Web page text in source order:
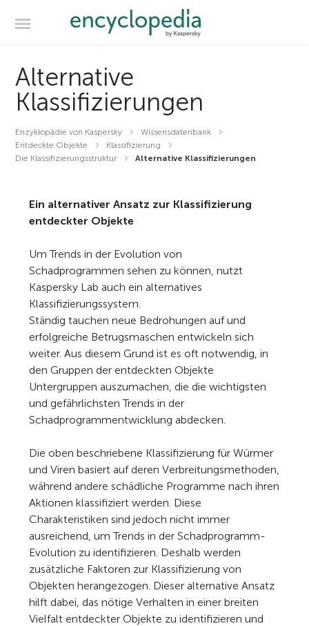
Alternative
Klassifizierungen
Enzyklopädie von Kaspersky
Wissensdatenbank
Entdeckte Objekte
Klassifizierung
Die Klassifizierungsstruktur
Alternative Klassifizierungen
Ein alternativer Ansatz zur Klassifizierung
entdeckter Objekte
Um Trends in der Evolution von
Schadprogrammen sehen zu können, nutzt
Kaspersky Lab auch ein alternatives
Klassifizierungssystem.
Ständig tauchen neue Bedrohungen auf und
erfolgreiche Betrugsmaschen entwickeln sich
weiter. Aus diesem Grund ist es oft notwendig, in
den Gruppen der entdeckten Objekte
Untergruppen auszumachen, die die wichtigsten
und gefährlichsten Trends in der
Schadprogrammentwicklung abdecken.
Die oben beschriebene Klassifizierung für Würmer
und Viren basiert auf deren Verbreitungsmethoden,
während andere schädliche Programme nach ihren
Aktionen klassifiziert werden. Diese
Charakteristiken sind jedoch nicht immer
ausreichend, um Trends in der Schadprogramm-
Evolution zu identifizieren. Deshalb werden
zusätzliche Faktoren zur Klassifizierung von
Objekten herangezogen. Dieser alternative Ansatz
hilft dabei, das nötige Verhalten in einer breiten
Vielfalt entdeckter Objekte zu identifizieren und